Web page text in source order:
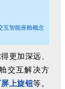
互智能座舱概念
更加深远、
交互解决方
上旋钮等。